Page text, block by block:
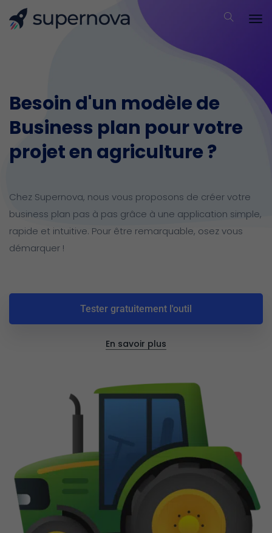
Besoin d'un modèle de
Business plan pour votre
projet en agriculture ?
Chez Supernova, nous vous proposons de créer votre
business plan pas à pas grâce à une application simple,
rapide et intuitive. Pour être remarquable, osez vous
démarquer !
Tester gratuitement l'outil
En savoir plus